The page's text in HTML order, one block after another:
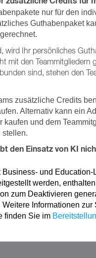
nur für den
Guthabenpaket
wird Ihr persönliches
mit den Teammitgliedern
sind, stehen den
zusätzliche Credits
Alternativ kann ein
kaufen und dem
stellen.
den Einsatz von KI
und
werden,
zum Deaktivieren
Informationen
finden Sie im